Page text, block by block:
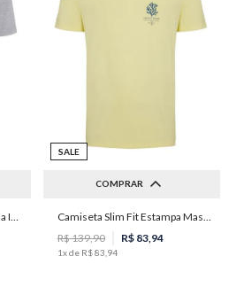
Camiseta Comfort Masculina Individual
SALE
COMPRAR
PP P M
Camiseta Slim Fit Estampa Masculina Individual
R$139,90 R$ 83,94
1x de R$83 94